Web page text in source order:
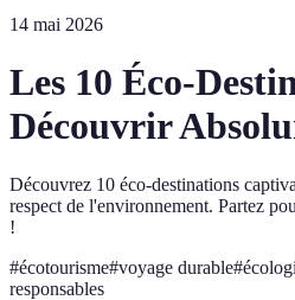
14 mai 2026
Les 10 Éco-
Découvrir
Découvrez 10 éco-destinations
respect de l'environnement. Partez
!
#écotourisme#voyage durable#
responsables